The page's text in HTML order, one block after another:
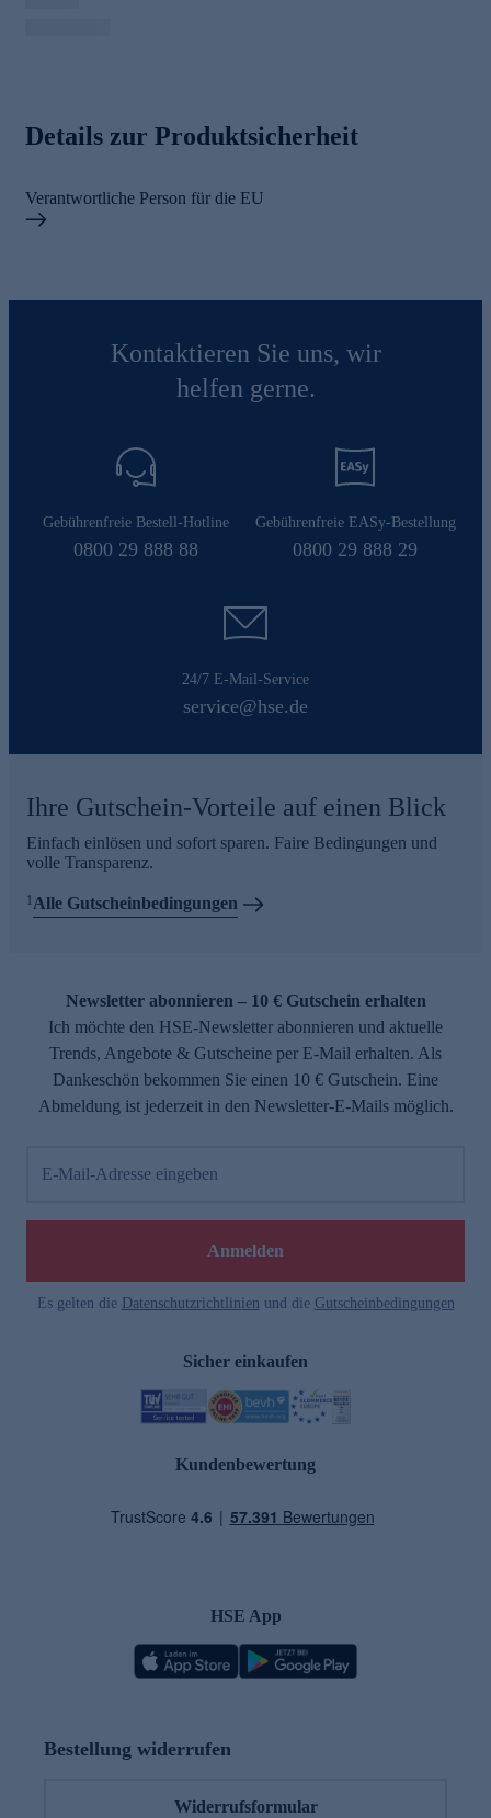
Details zur Produktsicherheit
Verantwortliche Person für die EU
Kontaktieren Sie uns, wir
helfen gerne.
Gebührenfreie Bestell-Hotline
0800 29 888 88
Gebührenfreie EASy-Bestellung
0800 29 888 29
24/7 E-Mail-Service
service@hse.de
Ihre Gutschein-Vorteile auf einen Blick
Einfach einlösen und sofort sparen. Faire Bedingungen und
volle Transparenz.
1 Alle Gutscheinbedingungen
Newsletter abonnieren – 10 € Gutschein erhalten
Ich möchte den HSE-Newsletter abonnieren und aktuelle
Trends, Angebote & Gutscheine per E-Mail erhalten. Als
Dankeschön bekommen Sie einen 10 € Gutschein. Eine
Abmeldung ist jederzeit in den Newsletter-E-Mails möglich.
E-Mail-Adresse eingeben
Anmelden
Es gelten die Datenschutzrichtlinien und die Gutscheinbedingungen
Sicher einkaufen
Kundenbewertung
HSE App
Bestellung widerrufen
Widerrufsformular